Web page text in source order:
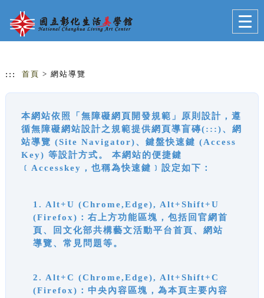
::: 首頁 > 網站導覽
本網站依照「無障礙網頁開發規範」原則設計，遵
循無障礙網站設計之規範提供網頁導盲磚(:::)、網
站導覽 (Site Navigator)、鍵盤快速鍵 (Access
Key) 等設計方式。 本網站的便捷鍵
﹝Accesskey，也稱為快速鍵﹞設定如下：
1. Alt+U (Chrome,Edge), Alt+Shift+U
(Firefox)：右上方功能區塊，包括回官網首
頁、回文化部共構藝文活動平台首頁、網站
導覽、常見問題等。
2. Alt+C (Chrome,Edge), Alt+Shift+C
(Firefox)：中央內容區塊，為本頁主要內容